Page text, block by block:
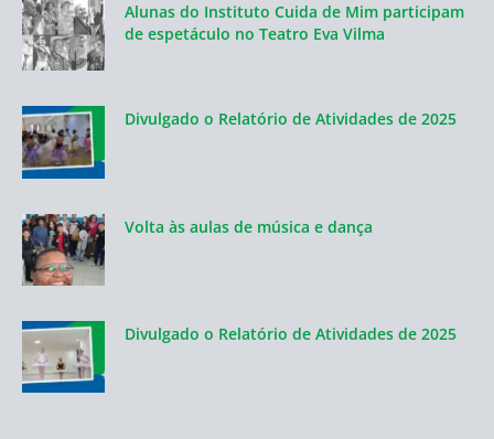
Alunas do Instituto Cuida de Mim participam
de espetáculo no Teatro Eva Vilma
Divulgado o Relatório de Atividades de 2025
Volta às aulas de música e dança
Divulgado o Relatório de Atividades de 2025